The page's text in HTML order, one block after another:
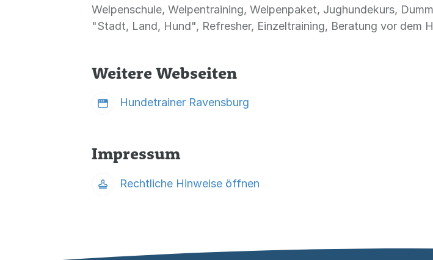
Welpenschule, Welpentraining, Welpenpaket, Jughundekurs,
"Stadt, Land, Hund", Refresher, Einzeltraining, Beratung vor dem
Weitere Webseiten
Hundetrainer Ravensburg
Impressum
Rechtliche Hinweise öffnen